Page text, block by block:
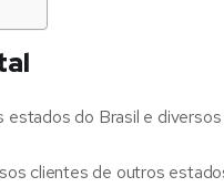
do Brasil e
clientes de outros